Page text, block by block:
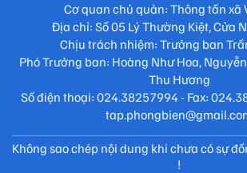
Cơ quan chủ quản: Thông tấn xã
Địa chỉ: Số 05 Lý Thường Kiệt, Cửa
Chịu trách nhiệm: Trưởng ban
Phó Trưởng ban: Hoàng Như Hoa,
Thu Hương
Số điện thoại: 024.38257994 - Fax:
Không sao chép nội dung khi chưa có sự
!